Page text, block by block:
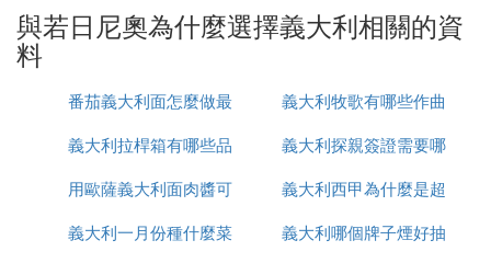
之後，遭遇轉會禁令的切爾西並沒有受到太多影響，
若日尼奧在蘭帕德手下也依然十分重要。除了英超首
輪輸給曼聯，切爾西這段時間在英超聯賽的表現相當
不錯。若日尼奧，也承擔了作為一個中場指揮官的重
作為切爾西現任副隊長，若日尼奧也成為了小將們學
習的榜樣。芒特就表示，當他回到切爾西時，和像若
與若日尼奧為什麼選擇義大利相關的資
料
番茄義大利面怎麼做最
簡單還好吃
義大利牧歌有哪些作曲
大家
義大利拉桿箱有哪些品
牌
義大利探親簽證需要哪
些
用歐薩義大利面肉醬可
做什麼
義大利西甲為什麼是超
級甲
義大利一月份種什麼菜
義大利哪個牌子煙好抽